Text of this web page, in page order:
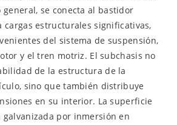
general, se conecta al bastidor
cargas estructurales significativas,
del sistema de suspensión,
y el tren motriz. El subchasis no
de la estructura de la
sino que también distribuye
en su interior. La superficie
galvanizada por inmersión en